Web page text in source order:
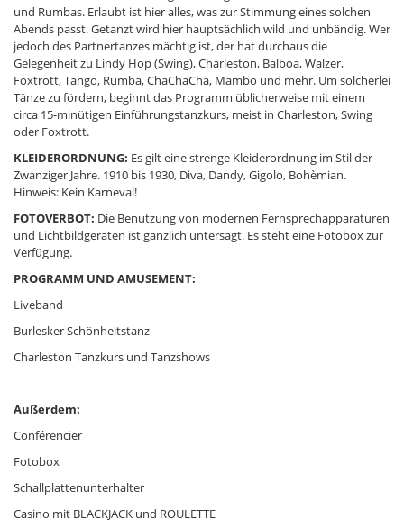
und Rumbas. Erlaubt ist hier alles, was zur Stimmung eines solchen
Abends passt. Getanzt wird hier hauptsächlich wild und unbändig. Wer
jedoch des Partnertanzes mächtig ist, der hat durchaus die
Gelegenheit zu Lindy Hop (Swing), Charleston, Balboa, Walzer,
Foxtrott, Tango, Rumba, ChaChaCha, Mambo und mehr. Um solcherlei
Tänze zu fördern, beginnt das Programm üblicherweise mit einem
circa 15-minütigen Einführungstanzkurs, meist in Charleston, Swing
oder Foxtrott.
KLEIDERORDNUNG: Es gilt eine strenge Kleiderordnung im Stil der
Zwanziger Jahre. 1910 bis 1930, Diva, Dandy, Gigolo, Bohèmian.
Hinweis: Kein Karneval!
FOTOVERBOT: Die Benutzung von modernen Fernsprechapparaturen
und Lichtbildgeräten ist gänzlich untersagt. Es steht eine Fotobox zur
Verfügung.
PROGRAMM UND AMUSEMENT:
Liveband
Burlesker Schönheitstanz
Charleston Tanzkurs und Tanzshows
Außerdem:
Conférencier
Fotobox
Schallplattenunterhalter
Casino mit BLACKJACK und ROULETTE